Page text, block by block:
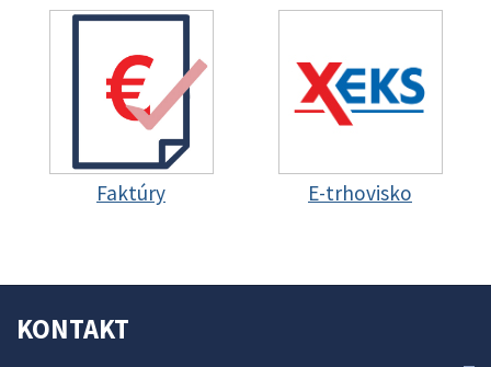
Faktúry E-trhovisko
KONTAKT